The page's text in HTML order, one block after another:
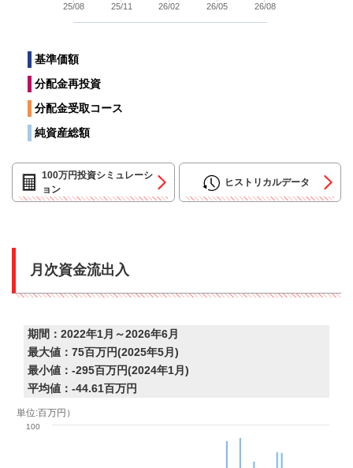
25/08 25/11 26/02 26/05 26/08
End of interactive chart.
基準価額
分配金再投資
分配金受取コース
純資産総額
100万円投資シミュレーシ
ョン
ヒストリカルデータ
月次資金流出入
期間：2022年1月～2026年6月
最大値：75百万円(2025年5月)
最小値：-295百万円(2024年1月)
平均値：-44.61百万円
Chart
Bar chart with 60 bars.
The chart has 1 X axis displaying Time. Data ranges from 2022-
The chart has 1 Y axis displaying （単位:百万円）. Data ranges
（単位:百万円）
100